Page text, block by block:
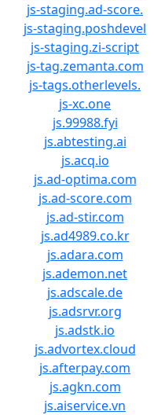
js-staging.ad-score.
js-staging.poshdevel
js-staging.zi-script
js-tag.zemanta.com
js-tags.otherlevels.
js-xc.one
js.99988.fyi
js.abtesting.ai
js.acq.io
js.ad-optima.com
js.ad-score.com
js.ad-stir.com
js.ad4989.co.kr
js.adara.com
js.ademon.net
js.adscale.de
js.adsrvr.org
js.adstk.io
js.advortex.cloud
js.afterpay.com
js.agkn.com
js.aiservice.vn